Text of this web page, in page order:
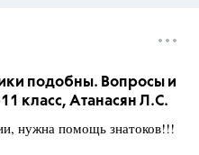
подобны. Вопросы и
класс, Атанасян Л.С.
нужна помощь знатоков!!!